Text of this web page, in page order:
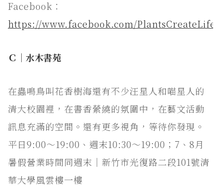
Facebook：
https://www.facebook.com/PlantsCreateLife
Ｃ｜水木書苑
在蟲鳴鳥叫花香樹海還有不少汪星人和喵星人的
清大校園裡，在書香縈繞的氛圍中，在藝文活動
訊息充滿的空間。還有更多視角，等待你發現。
平日9:00～19:00、週末10:30～19:00；7、8月
暑假營業時間同週末｜新竹市光復路二段101號清
華大學風雲樓一樓